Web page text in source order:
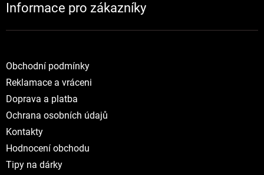
Informace pro zákazníky
Obchodní podmínky
Reklamace a vráceni
Doprava a platba
Ochrana osobních údajů
Kontakty
Hodnocení obchodu
Tipy na dárky